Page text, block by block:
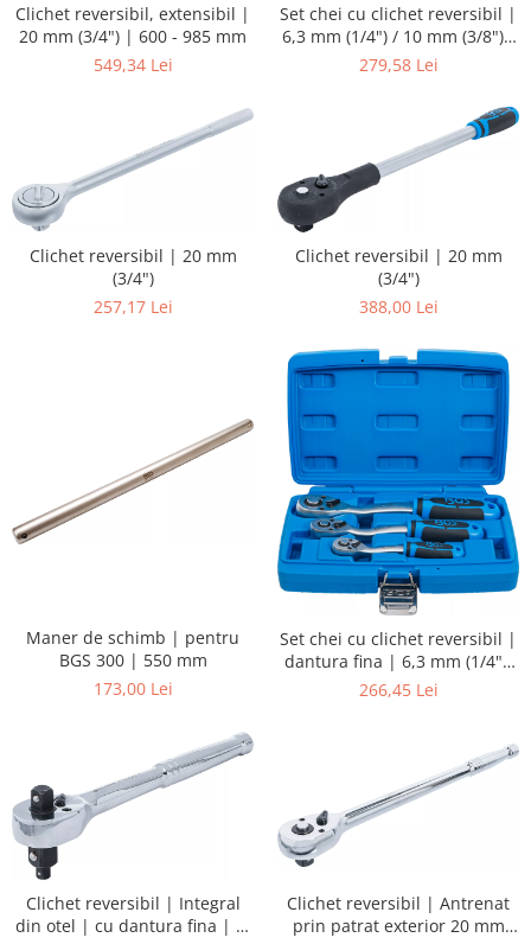
Clichet reversibil, extensibil |
20 mm (3/4") | 600 - 985 mm
549,34 Lei
Set chei cu clichet reversibil |
6,3 mm (1/4") / 10 mm (3/8") /
12,5 mm (1/2") | 3 piese
279,58 Lei
Clichet reversibil | 20 mm
(3/4")
257,17 Lei
Clichet reversibil | 20 mm
(3/4")
388,00 Lei
Maner de schimb | pentru
BGS 300 | 550 mm
173,00 Lei
Set chei cu clichet reversibil |
dantura fina | 6,3 mm (1/4"),
10 mm (3/8"), 12,5 mm (1/2") |
266,45 Lei
Clichet reversibil | Integral
din otel | cu dantura fina | 3-
Clichet reversibil | Antrenat
prin patrat exterior 20 mm